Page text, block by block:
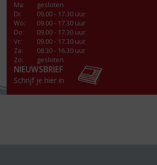
Ma:
gesloten
Di:
09.00 - 17.30 uur
Wo:
09.00 - 17.30 uur
Do:
09.00 - 17.30 uur
Vr:
09.00 - 17.30 uur
Za:
08.30 - 16.30 uur
Zo:
gesloten
NIEUWSBRIEF
Schrijf je hier in